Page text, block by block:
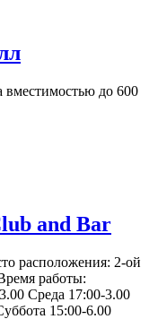
вместимостью до 600
and Bar
расположения: 2-ой
работы:
Среда 17:00-3.00
15:00-6.00